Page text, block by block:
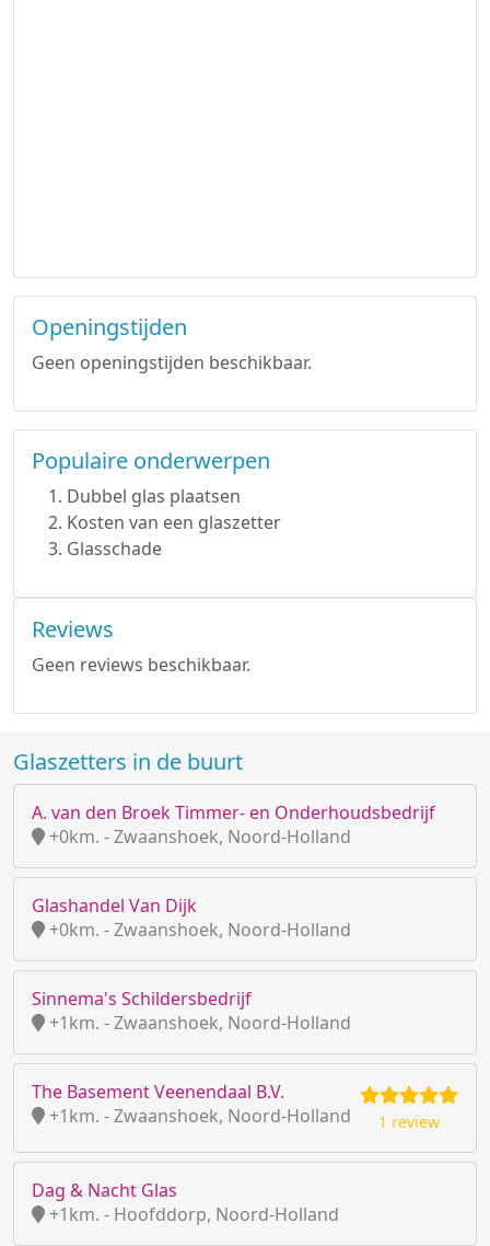
Openingstijden
Geen openingstijden beschikbaar.
Populaire onderwerpen
Dubbel glas plaatsen
Kosten van een glaszetter
Glasschade
Reviews
Geen reviews beschikbaar.
Glaszetters in de buurt
A. van den Broek Timmer- en Onderhoudsbedrijf
+0km. - Zwaanshoek, Noord-Holland
Glashandel Van Dijk
+0km. - Zwaanshoek, Noord-Holland
Sinnema's Schildersbedrijf
+1km. - Zwaanshoek, Noord-Holland
The Basement Veenendaal B.V.
+1km. - Zwaanshoek, Noord-Holland
1 review
Dag & Nacht Glas
+1km. - Hoofddorp, Noord-Holland